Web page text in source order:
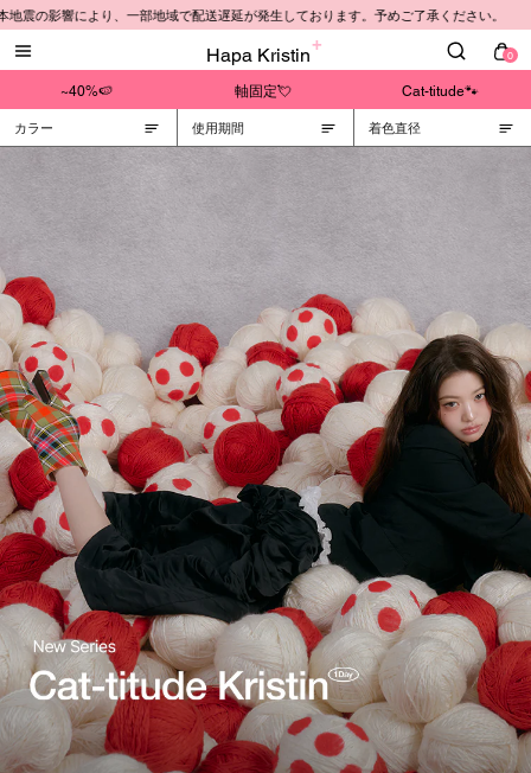
Hapa Kristin 0
~40%🍉 軸固定💘 Cat-titude🐾
の影響により、一部地域で配送遅延が発生しております。予めご了承ください。
カラー 使用期間 着色直径